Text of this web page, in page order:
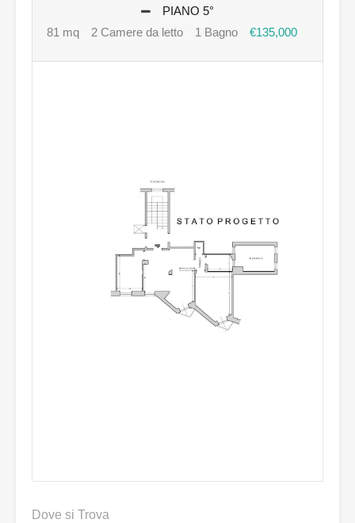
PIANO 5°
81 mq
2 Camere da letto 1 Bagno €135,000
Dove si Trova